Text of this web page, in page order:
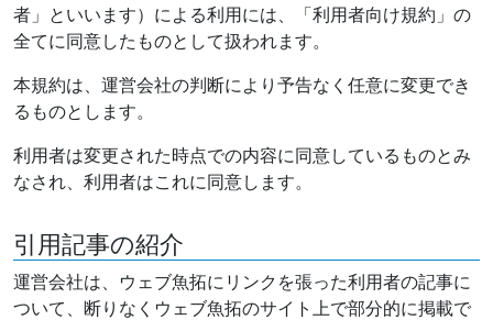
者」といいます）による利用には、「利用者向け規約」の
全てに同意したものとして扱われます。
本規約は、運営会社の判断により予告なく任意に変更でき
るものとします。
利用者は変更された時点での内容に同意しているものとみ
なされ、利用者はこれに同意します。
引用記事の紹介
運営会社は、ウェブ魚拓にリンクを張った利用者の記事に
ついて、断りなくウェブ魚拓のサイト上で部分的に掲載で